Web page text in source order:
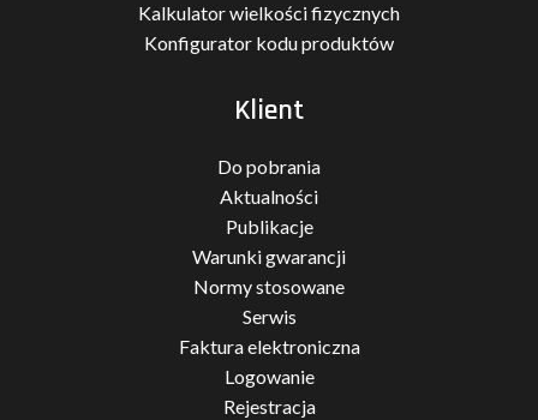
Kalkulator wielkości fizycznych
Konfigurator kodu produktów
Klient
Do pobrania
Aktualności
Publikacje
Warunki gwarancji
Normy stosowane
Serwis
Faktura elektroniczna
Logowanie
Rejestracja